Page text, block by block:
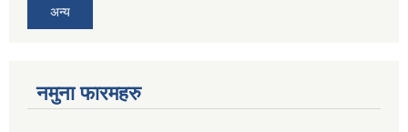
अन्य
नमुना फारमहरु